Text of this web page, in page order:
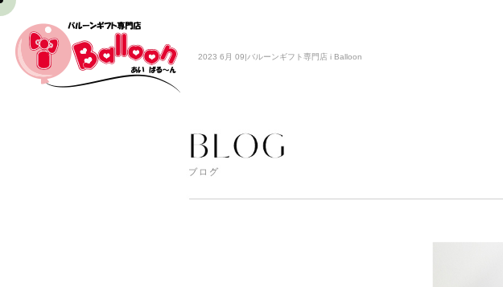
2023 6月 09|バルーンギフト専門店 i Balloon